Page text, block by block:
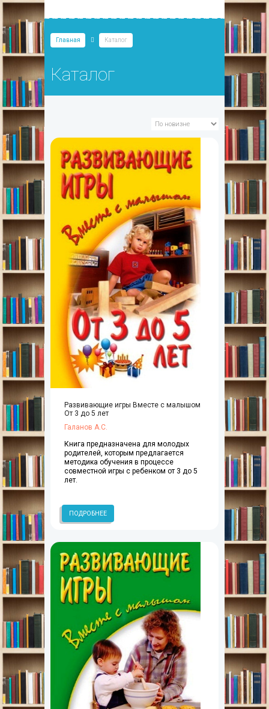
Главная Каталог
Каталог
Развивающие игры Вместе с малышом
От 3 до 5 лет
Галанов А.С.
Книга предназначена для молодых
родителей, которым предлагается
методика обучения в процессе
совместной игры с ребенком от 3 до 5
лет.
ПОДРОБНЕЕ